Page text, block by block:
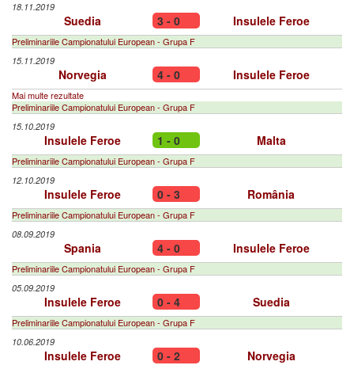
18.11.2019
Suedia 3 - 0 Insulele Feroe
Preliminariile Campionatului European - Grupa F
15.11.2019
Norvegia 4 - 0 Insulele Feroe
Mai multe rezultate
Preliminariile Campionatului European - Grupa F
15.10.2019
Insulele Feroe 1 - 0 Malta
Preliminariile Campionatului European - Grupa F
12.10.2019
Insulele Feroe 0 - 3 România
Preliminariile Campionatului European - Grupa F
08.09.2019
Spania 4 - 0 Insulele Feroe
Preliminariile Campionatului European - Grupa F
05.09.2019
Insulele Feroe 0 - 4 Suedia
Preliminariile Campionatului European - Grupa F
10.06.2019
Insulele Feroe 0 - 2 Norvegia